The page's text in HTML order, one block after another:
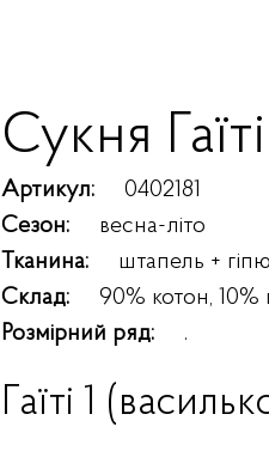
Сукня Гаїті
Артикул:
0402181
Сезон:
весна-літо
Тканина:
штапель +
Склад:
90% котон, 10%
Розмірний ряд:
.
Гаїті 1